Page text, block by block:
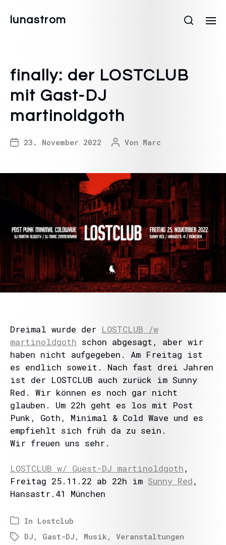
lunastrom
finally: der LOSTCLUB
mit Gast-DJ
martinoldgoth
23. November 2022 Von Marc
Dreimal wurde der LOSTCLUB /w
martinoldgoth schon abgesagt, aber wir
haben nicht aufgegeben. Am Freitag ist
es endlich soweit. Nach fast drei Jahren
ist der LOSTCLUB auch zurück im Sunny
Red. Wir können es noch gar nicht
glauben. Um 22h geht es los mit Post
Punk, Goth, Minimal & Cold Wave und es
empfiehlt sich früh da zu sein.
Wir freuen uns sehr.
LOSTCLUB w/ Guest-DJ martinoldgoth ,
Freitag 25.11.22 ab 22h im Sunny Red ,
Hansastr.41 München
In Lostclub
DJ , Gast-DJ , Musik , Veranstaltungen